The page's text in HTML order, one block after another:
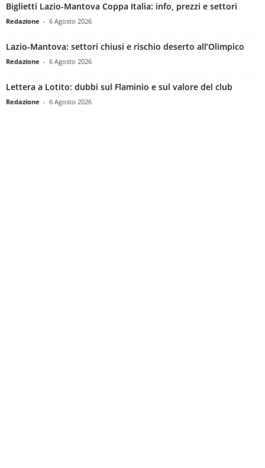
Biglietti Lazio-Mantova Coppa Italia: info, prezzi e settori
Redazione - 6 Agosto 2026
Lazio-Mantova: settori chiusi e rischio deserto all’Olimpico
Redazione - 6 Agosto 2026
Lettera a Lotito: dubbi sul Flaminio e sul valore del club
Redazione - 6 Agosto 2026